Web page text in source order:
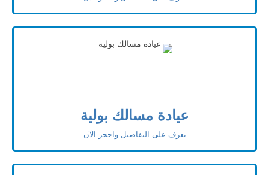
عيادة مسالك بولية
تعرف على التفاصيل واحجز الآن